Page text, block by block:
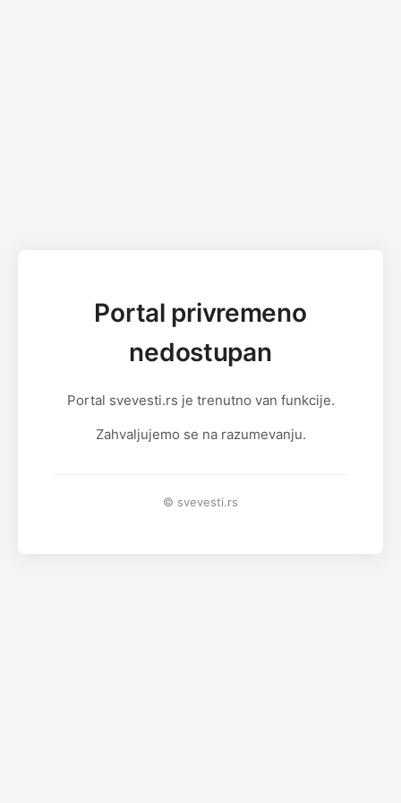
Portal privremeno
nedostupan
Portal svevesti.rs je trenutno van funkcije.
Zahvaljujemo se na razumevanju.
© svevesti.rs